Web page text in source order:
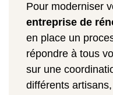
Pour moderniser
entreprise de
en place un
répondre à tous
sur une
différents